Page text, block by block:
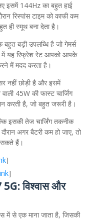
इसमें 144Hz का बहुत हाई
रिस्पांस टाइम को काफी कम
ही स्मूथ बना देता है।
बड़ी उपलब्धि है जो गेमर्स
में यह रिफ्रेश रेट आपको आपके
में मदद करता है।
नहीं छोड़ी है और इसमें
45W की फास्ट चार्जिंग
करती है, जो बहुत जरूरी है।
इसकी तेज चार्जिंग तकनीक
अगर बैटरी कम हो जाए, तो
सकते हैं।
]
]
विश्वास और
में से एक माना जाता है, जिसकी